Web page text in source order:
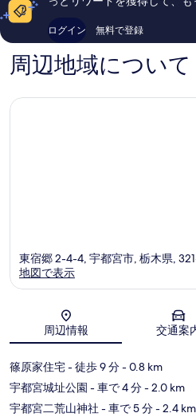
ミ
902
の
口
ミ
ログイン 無料で登録
周辺地域について
地図
東宿郷 2-4-4, 宇都宮市, 栃木県,
地図で表示
周辺情報 交通案
篠原家住宅- 徒歩 9 分- 0.8 km
宇都宮城址公園 - 車で 4 分- 2.0 km
宇都宮二荒山神社 - 車で 5 分- 2.4 km